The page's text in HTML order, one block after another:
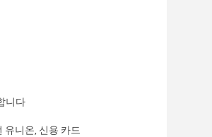
니다
유니온, 신용 카드